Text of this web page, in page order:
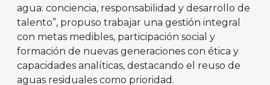
agua: conciencia, responsabilidad y desarrollo de
talento”, propuso trabajar una gestión integral
con metas medibles, participación social y
formación de nuevas generaciones con ética y
capacidades analíticas, destacando el reuso de
aguas residuales como prioridad.